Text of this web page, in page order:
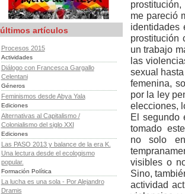
últimos artículos
Procesos 2015
Actividades
Diálogo con Francesca Gargallo
Celentani
Géneros
Feminismos desde Abya Yala
Ediciones
Alternativas al Capitalismo /
Colonialismo del siglo XXI
Ediciones
Las PASO 2013 y balance de la era K.
Una lectura desde el ecologismo
popular.
Formación Política
La lucha es una sola - Por Alejandro
Dramis
me pareció
prostitución
un trabajo
las
sexual
femenina,
por la ley
elecciones,
El segundo
tomado
no solo
visibles o
Sino,
actividad